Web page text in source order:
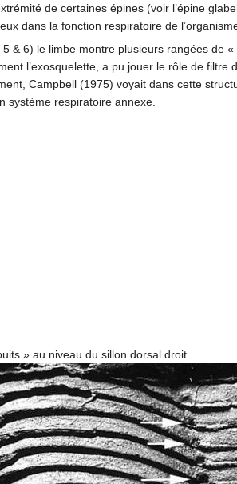
de certaines épines (voir l’épine
dans la fonction respiratoire de
& 6) le limbe montre plusieurs rangées de
l’exosquelette, a pu jouer le rôle de filtre
Campbell (1975) voyait dans cette
système respiratoire annexe.
» au niveau du sillon dorsal droit